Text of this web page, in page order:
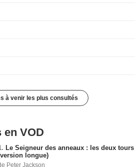
à venir les plus consultés
VOD
Le Seigneur des anneaux : les deux tours
longue)
Peter Jackson